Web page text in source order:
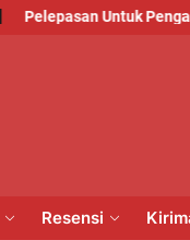
Pelepasan Untuk
Resensi